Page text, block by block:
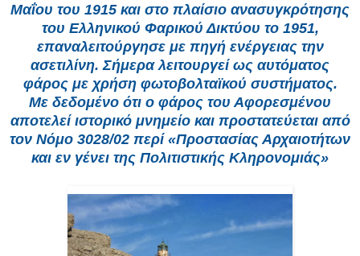
Μαΐου του 1915 και στο πλαίσιο ανασυγκρότησης
του Ελληνικού Φαρικού Δικτύου το 1951,
επαναλειτούργησε με πηγή ενέργειας την
ασετιλίνη. Σήμερα λειτουργεί ως αυτόματος
φάρος με χρήση φωτοβολταϊκού συστήματος.
Με δεδομένο ότι ο φάρος του Αφορεσμένου
αποτελεί ιστορικό μνημείο και προστατεύεται από
τον Νόμο 3028/02 περί «Προστασίας Αρχαιοτήτων
και εν γένει της Πολιτιστικής Κληρονομιάς»